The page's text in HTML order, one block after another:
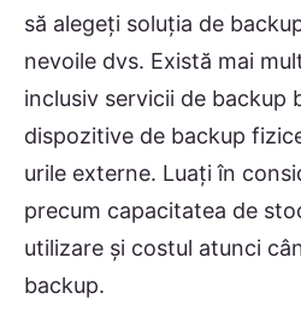
să alegeți soluția de
nevoile dvs. Există mai
inclusiv servicii de backup
dispozitive de backup
urile externe. Luați în
precum capacitatea de
utilizare și costul atunci
backup.